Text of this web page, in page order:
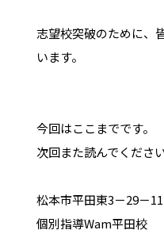
志望校突破のために、
います。
今回はここまでです。
次回また読んでください
松本市平田東3－29－11
個別指導Wam平田校